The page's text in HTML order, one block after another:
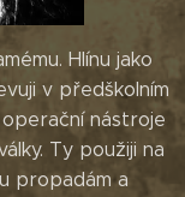
Hlínu jako
v předškolním
nástroje
Ty použiji na
propadám a